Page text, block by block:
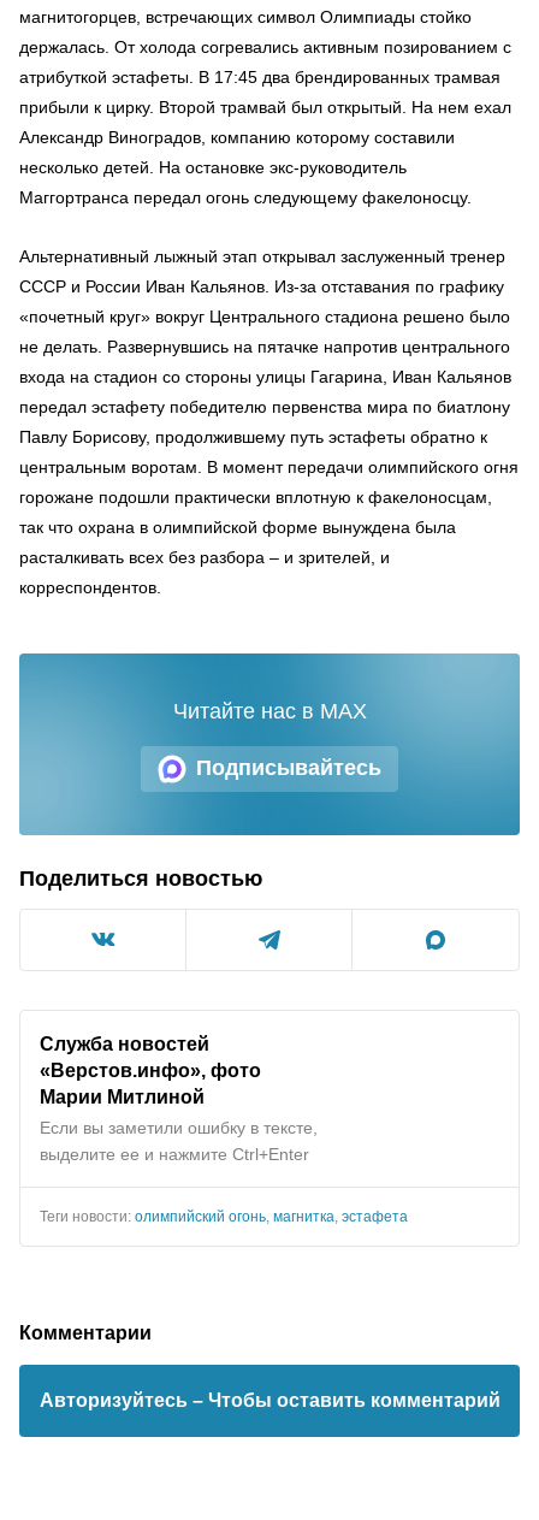
магнитогорцев, встречающих символ Олимпиады стойко
держалась. От холода согревались активным позированием с
атрибуткой эстафеты. В 17:45 два брендированных трамвая
прибыли к цирку. Второй трамвай был открытый. На нем ехал
Александр Виноградов, компанию которому составили
несколько детей. На остановке экс-руководитель
Маггортранса передал огонь следующему факелоносцу.
Альтернативный лыжный этап открывал заслуженный тренер
СССР и России Иван Кальянов. Из-за отставания по графику
«почетный круг» вокруг Центрального стадиона решено было
не делать. Развернувшись на пятачке напротив центрального
входа на стадион со стороны улицы Гагарина, Иван Кальянов
передал эстафету победителю первенства мира по биатлону
Павлу Борисову, продолжившему путь эстафеты обратно к
центральным воротам. В момент передачи олимпийского огня
горожане подошли практически вплотную к факелоносцам,
так что охрана в олимпийской форме вынуждена была
расталкивать всех без разбора – и зрителей, и
корреспондентов.
Подписывайтесь
Читайте нас в MAX
Поделиться новостью
Служба новостей
«Верстов.инфо», фото
Марии Митлиной
Если вы заметили ошибку в тексте,
выделите ее и нажмите Ctrl+Enter
Теги новости: олимпийский огонь магнитка эстафета
Комментарии
Авторизуйтесь – Чтобы оставить комментарий